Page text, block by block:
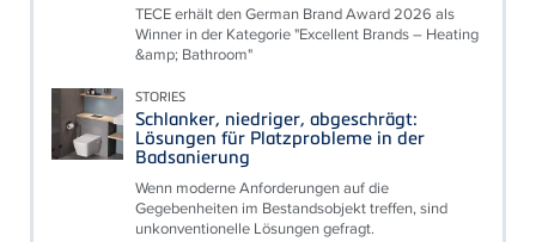
TECE erhält den German Brand Award 2026 als
Winner in der Kategorie "Excellent Brands – Heating
&amp; Bathroom"
STORIES
Schlanker, niedriger, abgeschrägt:
Lösungen für Platzprobleme in der
Badsanierung
Wenn moderne Anforderungen auf die
Gegebenheiten im Bestandsobjekt treffen, sind
unkonventionelle Lösungen gefragt.